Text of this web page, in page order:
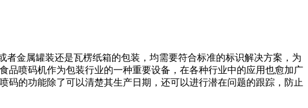
金属罐装还是瓦楞纸箱的包装，均需要符合标准的标识解决方案，为
品喷码机作为包装行业的一种重要设备，在各种行业中的应用也愈加广
的功能除了可以清楚其生产日期，还可以进行潜在问题的跟踪，防止